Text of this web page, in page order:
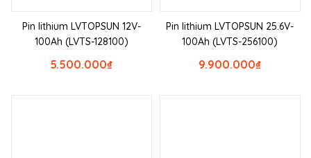
Pin lithium LVTOPSUN 12V-
100Ah (LVTS-128100)
₫
5.500.000
Pin lithium LVTOPSUN 25.6V-
100Ah (LVTS-256100)
₫
9.900.000